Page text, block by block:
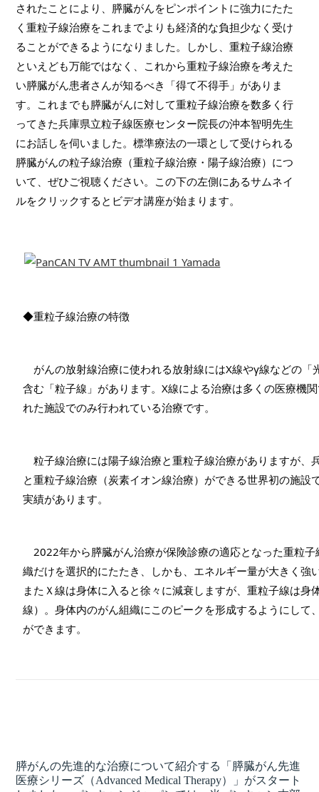
されたことにより、膵臓がんをピンポイントに強力にたた
く重粒子線治療をこれまでよりも経済的な負担少なく受け
ることができるようになりました。しかし、重粒子線治療
といえども万能ではなく、これから重粒子線治療を考えた
い膵臓がん患者さんが知るべき「得て不得手」がありま
す。これまでも膵臓がんに対して重粒子線治療を数多く行
ってきた兵庫県立粒子線医療センター院長の沖本智明先生
にお話しを伺いました。標準療法の一環として受けられる
膵臓がんの粒子線治療（重粒子線治療・陽子線治療）につ
いて、ぜひご視聴ください。この下の左側にあるサムネイ
ルをクリックするとビデオ講座が始まります。
◆重粒子線治療の特徴
がんの放射線治療に使われる放射線にはX線やγ線などの
含む「粒子線」があります。X線による治療は多くの医療機
れた施設でのみ行われている治療です。
粒子線治療には陽子線治療と重粒子線治療がありますが、
と重粒子線治療（炭素イオン線治療）ができる世界初の施
実績があります。
2022年から膵臓がん治療が保険診療の適応となった重粒
織だけを選択的にたたき、しかも、エネルギー量が大きく強
またＸ線は身体に入ると徐々に減衰しますが、重粒子線は
線）。身体内のがん組織にこのピークを形成するようにして
ができます。
膵がんの先進的な治療について紹介する「膵臓がん先進
医療シリーズ（Advanced Medical Therapy）」 がスタート